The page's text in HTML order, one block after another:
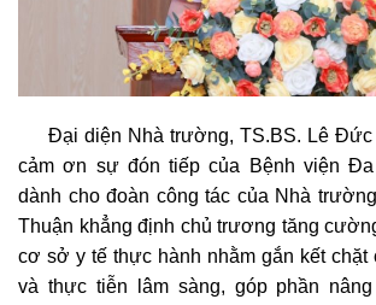
Đại diện Nhà trường, TS.BS. Lê Đức
cảm ơn sự đón tiếp của Bệnh viện
dành cho đoàn công tác của Nhà
Thuận khẳng định chủ trương tăng
cơ sở y tế thực hành nhằm gắn kết chặt
và thực tiễn lâm sàng, góp phần